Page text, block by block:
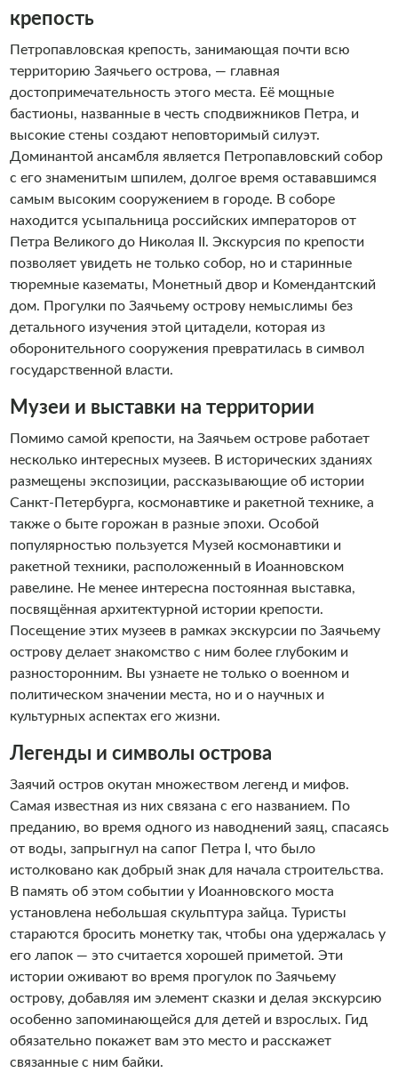
крепость
Петропавловская крепость, занимающая почти всю
территорию Заячьего острова, — главная
достопримечательность этого места. Её мощные
бастионы, названные в честь сподвижников Петра, и
высокие стены создают неповторимый силуэт.
Доминантой ансамбля является Петропавловский собор
с его знаменитым шпилем, долгое время остававшимся
самым высоким сооружением в городе. В соборе
находится усыпальница российских императоров от
Петра Великого до Николая II. Экскурсия по крепости
позволяет увидеть не только собор, но и старинные
тюремные казематы, Монетный двор и Комендантский
дом. Прогулки по Заячьему острову немыслимы без
детального изучения этой цитадели, которая из
оборонительного сооружения превратилась в символ
государственной власти.
Музеи и выставки на территории
Помимо самой крепости, на Заячьем острове работает
несколько интересных музеев. В исторических зданиях
размещены экспозиции, рассказывающие об истории
Санкт-Петербурга, космонавтике и ракетной технике, а
также о быте горожан в разные эпохи. Особой
популярностью пользуется Музей космонавтики и
ракетной техники, расположенный в Иоанновском
равелине. Не менее интересна постоянная выставка,
посвящённая архитектурной истории крепости.
Посещение этих музеев в рамках экскурсии по Заячьему
острову делает знакомство с ним более глубоким и
разносторонним. Вы узнаете не только о военном и
политическом значении места, но и о научных и
культурных аспектах его жизни.
Легенды и символы острова
Заячий остров окутан множеством легенд и мифов.
Самая известная из них связана с его названием. По
преданию, во время одного из наводнений заяц, спасаясь
от воды, запрыгнул на сапог Петра I, что было
истолковано как добрый знак для начала строительства.
В память об этом событии у Иоанновского моста
установлена небольшая скульптура зайца. Туристы
стараются бросить монетку так, чтобы она удержалась у
его лапок — это считается хорошей приметой. Эти
истории оживают во время прогулок по Заячьему
острову, добавляя им элемент сказки и делая экскурсию
особенно запоминающейся для детей и взрослых. Гид
обязательно покажет вам это место и расскажет
связанные с ним байки.